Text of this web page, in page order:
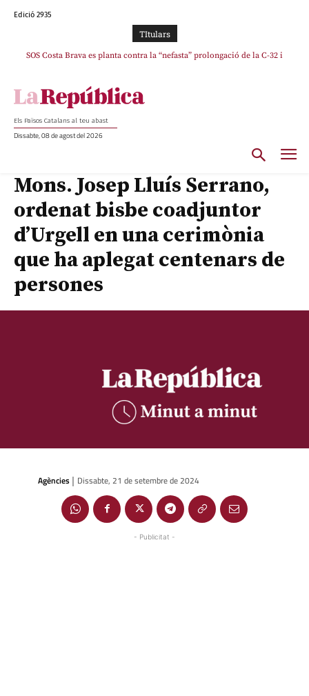
Edició 2935
TItulars
SOS Costa Brava es planta contra la “nefasta” prolongació de la C-32 i
La memòria viva de Josep Sunyol uneix l’esport i la cultura en un emotiu
Els Països Catalans al teu abast
Dissabte, 08 de agost del 2026
Mons. Josep Lluís Serrano,
ordenat bisbe coadjuntor
d’Urgell en una cerimònia
que ha aplegat centenars de
persones
Agències | Dissabte, 21 de setembre de 2024
- Publicitat -